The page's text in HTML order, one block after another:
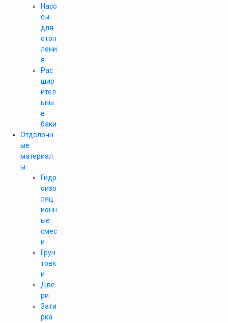
Насо
сы
для
отоп
лени
я
Рас
шир
ител
ьны
е
баки
Отделочн
ые
материал
ы
Гидр
оизо
ляц
ионн
ые
смес
и
Грун
товк
и
Две
ри
Зати
рка